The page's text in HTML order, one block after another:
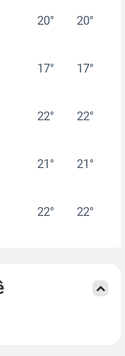
20° 20°
17° 17°
22° 22°
21° 21°
22° 22°